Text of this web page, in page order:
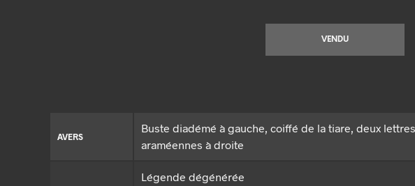
VENDU
AVERS
Buste diadémé à gauche, coiffé de la tiare, deux lettres
araméennes à droite
Légende dégénérée